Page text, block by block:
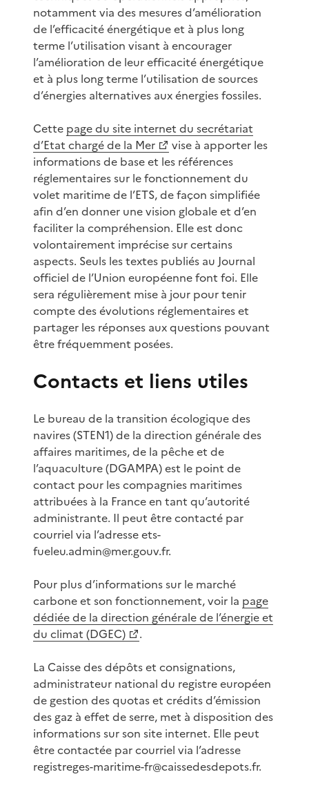
notamment via des mesures d’amélioration
de l’efficacité énergétique et à plus long
terme l’utilisation visant à encourager
l’amélioration de leur efficacité énergétique
et à plus long terme l’utilisation de sources
d’énergies alternatives aux énergies fossiles.
Cette page du site internet du secrétariat
d’Etat chargé de la Mer
vise à apporter les
informations de base et les références
réglementaires sur le fonctionnement du
volet maritime de l’ETS, de façon simplifiée
afin d’en donner une vision globale et d’en
faciliter la compréhension. Elle est donc
volontairement imprécise sur certains
aspects. Seuls les textes publiés au Journal
officiel de l’Union européenne font foi. Elle
sera régulièrement mise à jour pour tenir
compte des évolutions réglementaires et
partager les réponses aux questions pouvant
être fréquemment posées.
Contacts et liens utiles
Le bureau de la transition écologique des
navires (STEN1) de la direction générale des
affaires maritimes, de la pêche et de
l’aquaculture (DGAMPA) est le point de
contact pour les compagnies maritimes
attribuées à la France en tant qu’autorité
administrante. Il peut être contacté par
courriel via l’adresse ets-
fueleu.admin@mer.gouv.fr.
Pour plus d’informations sur le marché
carbone et son fonctionnement, voir la page
dédiée de la direction générale de l’énergie et
du climat (DGEC)
.
La Caisse des dépôts et consignations,
administrateur national du registre européen
de gestion des quotas et crédits d’émission
des gaz à effet de serre, met à disposition des
informations sur son site internet. Elle peut
être contactée par courriel via l’adresse
registreges-maritime-fr@caissedesdepots.fr.